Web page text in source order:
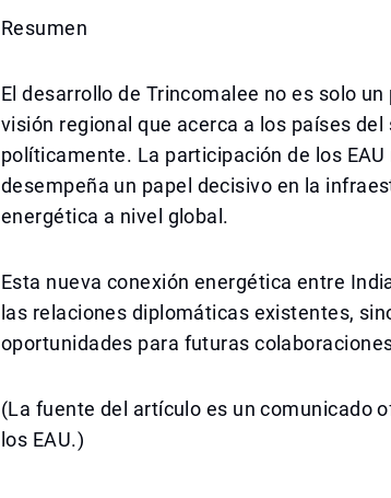
Resumen
El desarrollo de Trincomalee no es solo
visión regional que acerca a los países
políticamente. La participación de los
desempeña un papel decisivo en la
energética a nivel global.
Esta nueva conexión energética entre
las relaciones diplomáticas existentes,
oportunidades para futuras
(La fuente del artículo es un comunicado
los EAU.)